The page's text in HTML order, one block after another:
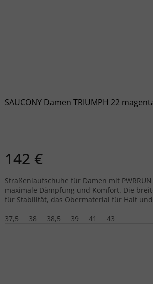
SAUCONY Damen TRIUMPH 22
142 €
Straßenlaufschuhe für Damen mit
maximale Dämpfung und Komfort. Die
für Stabilität, das Obermaterial für Halt
37,5
38 38,5 39 41 43